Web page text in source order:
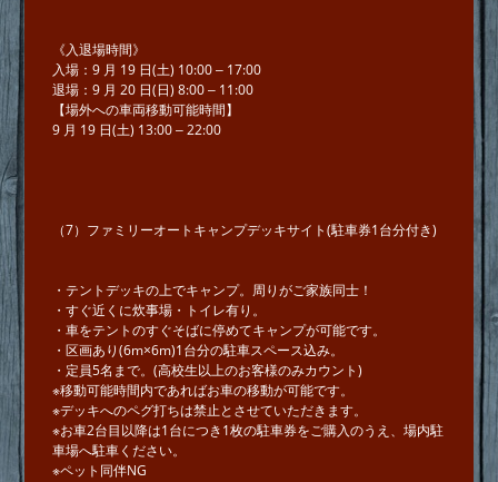
《⼊退場時間》
⼊場：9 ⽉ 19 ⽇(⼟) 10:00 ‒ 17:00
退場：9 ⽉ 20 ⽇(⽇) 8:00 ‒ 11:00
【場外への⾞両移動可能時間】
9 ⽉ 19 ⽇(⼟) 13:00 ‒ 22:00
（7）ファミリーオートキャンプデッキサイト(駐⾞券1台分付き)
・テントデッキの上でキャンプ。周りがご家族同⼠！
・すぐ近くに炊事場・トイレ有り。
・⾞をテントのすぐそばに停めてキャンプが可能です。
・区画あり(6m×6m)1台分の駐⾞スペース込み。
・定員5名まで。(⾼校⽣以上のお客様のみカウント)
※移動可能時間内であればお⾞の移動が可能です。
※デッキへのペグ打ちは禁⽌とさせていただきます。
※お⾞2台⽬以降は1台につき1枚の駐⾞券をご購⼊のうえ、場内駐
⾞場へ駐⾞ください。
※ペット同伴NG